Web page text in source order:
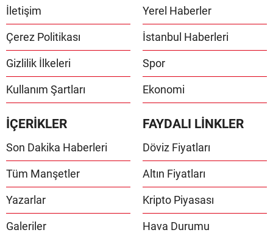
İletişim
Çerez Politikası
Gizlilik İlkeleri
Kullanım Şartları
Yerel Haberler
İstanbul Haberleri
Spor
Ekonomi
İÇERİKLER
Son Dakika Haberleri
Tüm Manşetler
Yazarlar
Galeriler
FAYDALI LİNKLER
Döviz Fiyatları
Altın Fiyatları
Kripto Piyasası
Hava Durumu